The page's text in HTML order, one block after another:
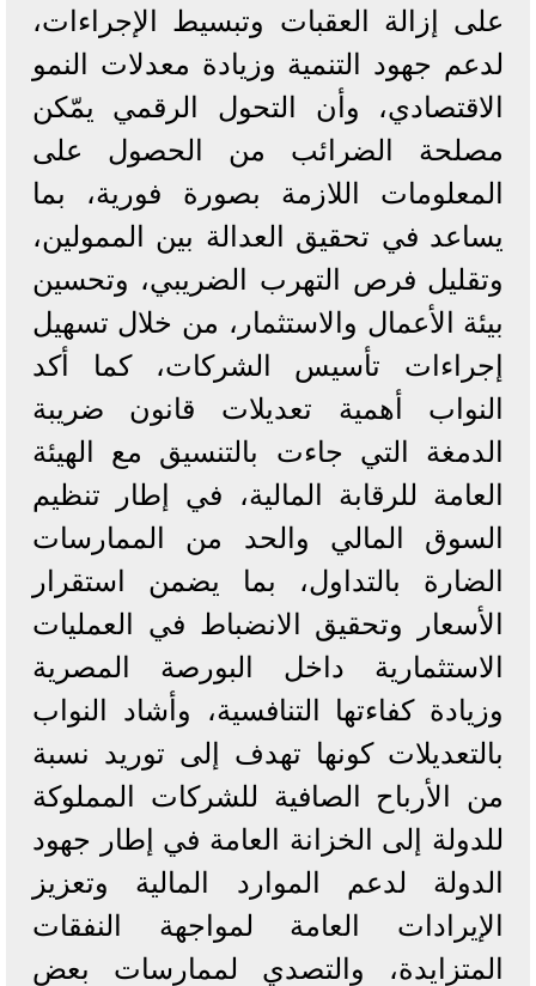
على إزالة العقبات وتبسيط الإجراءات،
لدعم جهود التنمية وزيادة معدلات النمو
الاقتصادي، وأن التحول الرقمي يمّكن
مصلحة الضرائب من الحصول على
المعلومات اللازمة بصورة فورية، بما
يساعد في تحقيق العدالة بين الممولين،
وتقليل فرص التهرب الضريبي، وتحسين
بيئة الأعمال والاستثمار، من خلال تسهيل
إجراءات تأسيس الشركات، كما أكد
النواب أهمية تعديلات قانون ضريبة
الدمغة التي جاءت بالتنسيق مع الهيئة
العامة للرقابة المالية، في إطار تنظيم
السوق المالي والحد من الممارسات
الضارة بالتداول، بما يضمن استقرار
الأسعار وتحقيق الانضباط في العمليات
الاستثمارية داخل البورصة المصرية
وزيادة كفاءتها التنافسية، وأشاد النواب
بالتعديلات كونها تهدف إلى توريد نسبة
من الأرباح الصافية للشركات المملوكة
للدولة إلى الخزانة العامة في إطار جهود
الدولة لدعم الموارد المالية وتعزيز
الإيرادات العامة لمواجهة النفقات
المتزايدة، والتصدي لممارسات بعض